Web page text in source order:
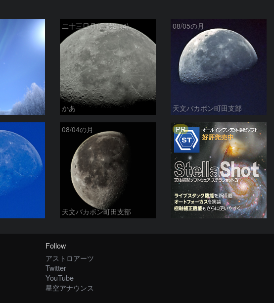
二十三日月(月齢21.4)
かあ
08/05の月
天文バカボン町田支部
08/04の月
天文バカボン町田支部
PR
Follow
アストロアーツ
Twitter
YouTube
星空アナウンス